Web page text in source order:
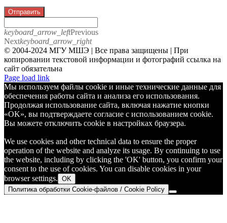
Отправить
keyboard_arrow_leftPrevious
Nextkeyboard_arrow_right
© 2004-2024 МГУ МШЭ | Все права защищены | При
копировании текстовой информации и фотографий ссылка на
сайт обязательна
Telegram
Page load link
Мы используем файлы cookie и иные технические данные для
обеспечения работы сайта и анализа его использования.
Продолжая использование сайта, включая нажатие кнопки
«OK», вы подтверждаете согласие с использованием cookie.
Вы можете отключить cookie в настройках браузера.
We use cookies and other technical data to ensure the proper
operation of the website and analyze its usage. By continuing to use
the website, including by clicking the 'OK' button, you confirm your
consent to the use of cookies. You can disable cookies in your
browser settings. OK
Политика обработки Cookie-файлов / Cookie Policy